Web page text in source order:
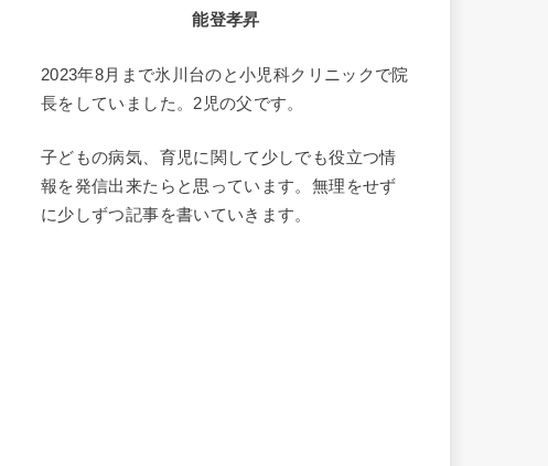
能登孝昇
2023年8月まで氷川台のと小児科クリニックで院
長をしていました。2児の父です。
子どもの病気、育児に関して少しでも役立つ情
報を発信出来たらと思っています。無理をせず
に少しずつ記事を書いていきます。